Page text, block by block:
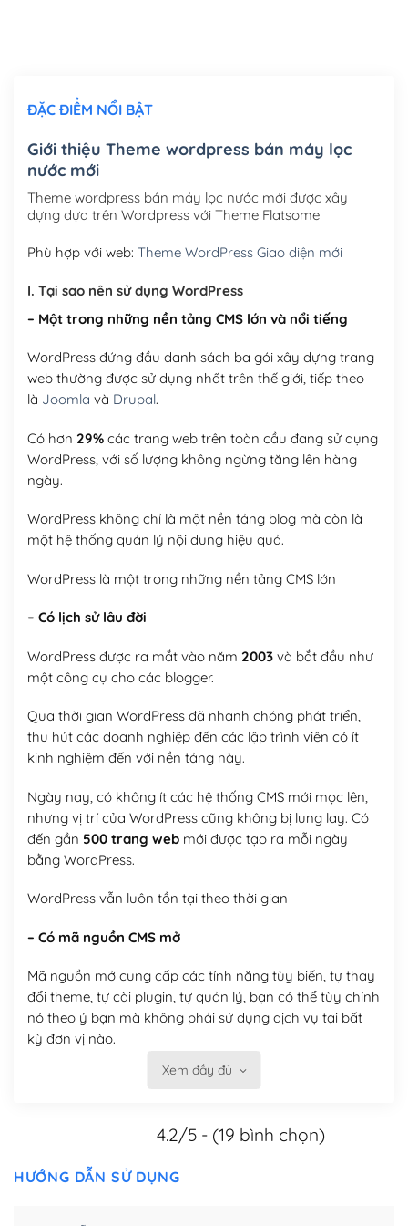
Mua thêm Host + Tên miền
Tên miền Việt Nam .vn (1 năm)
Hosting 2GB SSD (1 năm)(+450,000₫)
Hosting 3GB SSD (1 năm)(+550,000₫)
Hosting 5GB SSD (1 năm)
Hosting 8GB SSD (1 năm) (+950,000₫)
ĐẶC ĐIỂM NỔI BẬT
Giới thiệu Theme wordpress bán máy lọc
nước mới
Theme wordpress bán máy lọc nước mới được xây
dựng dựa trên Wordpress với Theme Flatsome
Phù hợp với web: Theme WordPress Giao diện mới
I. Tại sao nên sử dụng WordPress
– Một trong những nền tảng CMS lớn và nổi tiếng
WordPress đứng đầu danh sách ba gói xây dựng trang
web thường được sử dụng nhất trên thế giới, tiếp theo
là Joomla và Drupal.
Có hơn 29%các trang web trên toàn cầu đang sử dụng
WordPress, với số lượng không ngừng tăng lên hàng
ngày.
WordPress không chỉ là một nền tảng blog mà còn là
một hệ thống quản lý nội dung hiệu quả.
WordPress là một trong những nền tảng CMS lớn
– Có lịch sử lâu đời
WordPress được ra mắt vào năm 2003và bắt đầu như
một công cụ cho các blogger.
Qua thời gian WordPress đã nhanh chóng phát triển,
thu hút các doanh nghiệp đến các lập trình viên có ít
kinh nghiệm đến với nền tảng này.
Ngày nay, có không ít các hệ thống CMS mới mọc lên,
nhưng vị trí của WordPress cũng không bị lung lay. Có
đến gần 500 trang webmới được tạo ra mỗi ngày
bằng WordPress.
WordPress vẫn luôn tồn tại theo thời gian
– Có mã nguồn CMS mở
Mã nguồn mở cung cấp các tính năng tùy biến, tự thay
đổi theme, tự cài plugin, tự quản lý, bạn có thể tùy chỉnh
nó theo ý bạn mà không phải sử dụng dịch vụ tại bất
kỳ đơn vị nào.
Việc của bạn là đăng ký một tên miền và hosting để
Có thể tùy biến trên website WordPress
– Thân thiện với công cụ tìm kiếm
Xem đầy đủ
4.2/5 - (19 bình chọn)
HƯỚNG DẪN SỬ DỤNG